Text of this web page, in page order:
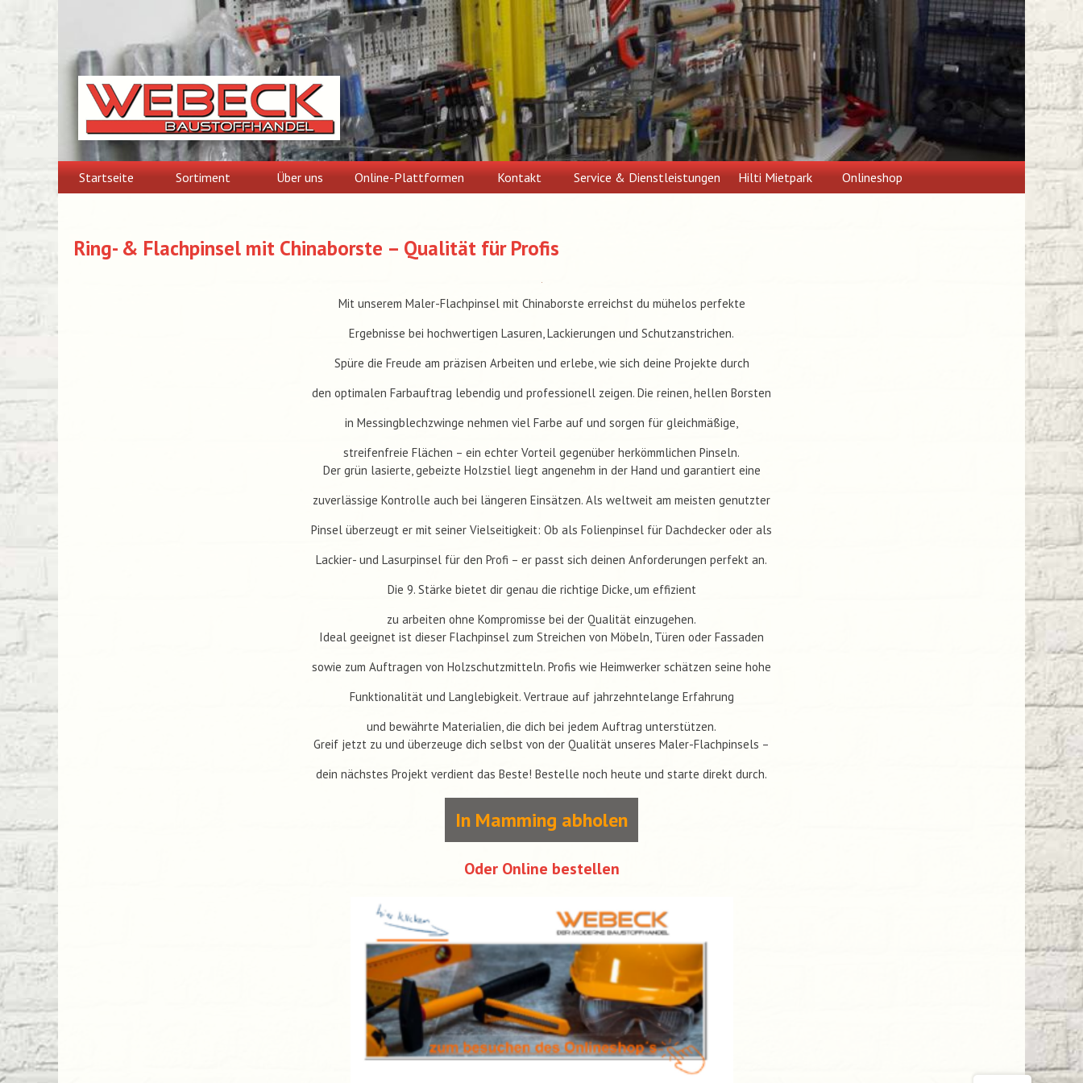
content
Startseite Sortiment Über uns Online-Plattformen Kontakt Service & Dienstleistungen Hilti Mietpark Onlineshop
Ring- & Flachpinsel mit Chinaborste – Qualität für Profis
Mit unserem Maler-Flachpinsel mit Chinaborste erreichst du mühelos perfekte
Ergebnisse bei hochwertigen Lasuren, Lackierungen und Schutzanstrichen.
Spüre die Freude am präzisen Arbeiten und erlebe, wie sich deine Projekte durch
den optimalen Farbauftrag lebendig und professionell zeigen. Die reinen, hellen Borsten
in Messingblechzwinge nehmen viel Farbe auf und sorgen für gleichmäßige,
streifenfreie Flächen – ein echter Vorteil gegenüber herkömmlichen Pinseln.
Der grün lasierte, gebeizte Holzstiel liegt angenehm in der Hand und garantiert eine
zuverlässige Kontrolle auch bei längeren Einsätzen. Als weltweit am meisten genutzter
Pinsel überzeugt er mit seiner Vielseitigkeit: Ob als Folienpinsel für Dachdecker oder als
Lackier- und Lasurpinsel für den Profi – er passt sich deinen Anforderungen perfekt an.
Die 9. Stärke bietet dir genau die richtige Dicke, um effizient
zu arbeiten ohne Kompromisse bei der Qualität einzugehen.
Ideal geeignet ist dieser Flachpinsel zum Streichen von Möbeln, Türen oder Fassaden
sowie zum Auftragen von Holzschutzmitteln. Profis wie Heimwerker schätzen seine hohe
Funktionalität und Langlebigkeit. Vertraue auf jahrzehntelange Erfahrung
und bewährte Materialien, die dich bei jedem Auftrag unterstützen.
Greif jetzt zu und überzeuge dich selbst von der Qualität unseres Maler-Flachpinsels –
dein nächstes Projekt verdient das Beste! Bestelle noch heute und starte direkt durch.
In Mamming abholen
Oder Online bestellen